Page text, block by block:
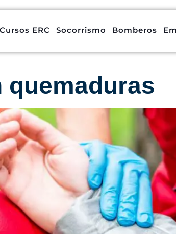
Cursos ERC Socorrismo Bomberos
quemaduras